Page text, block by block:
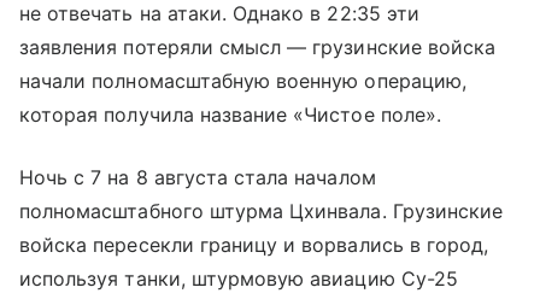
не отвечать на атаки. Однако в 22:35 эти
заявления потеряли смысл — грузинские войска
начали полномасштабную военную операцию,
которая получила название «Чистое поле».
Ночь с 7 на 8 августа стала началом
полномасштабного штурма Цхинвала. Грузинские
войска пересекли границу и ворвались в город,
используя танки, штурмовую авиацию Су-25